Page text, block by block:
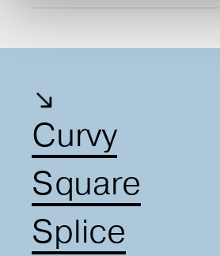
Curvy
Square
Splice